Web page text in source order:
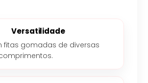
Versatilidade
fitas gomadas de diversas